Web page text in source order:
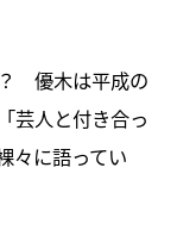
優木は平成の
芸人と付き合っ
々に語ってい